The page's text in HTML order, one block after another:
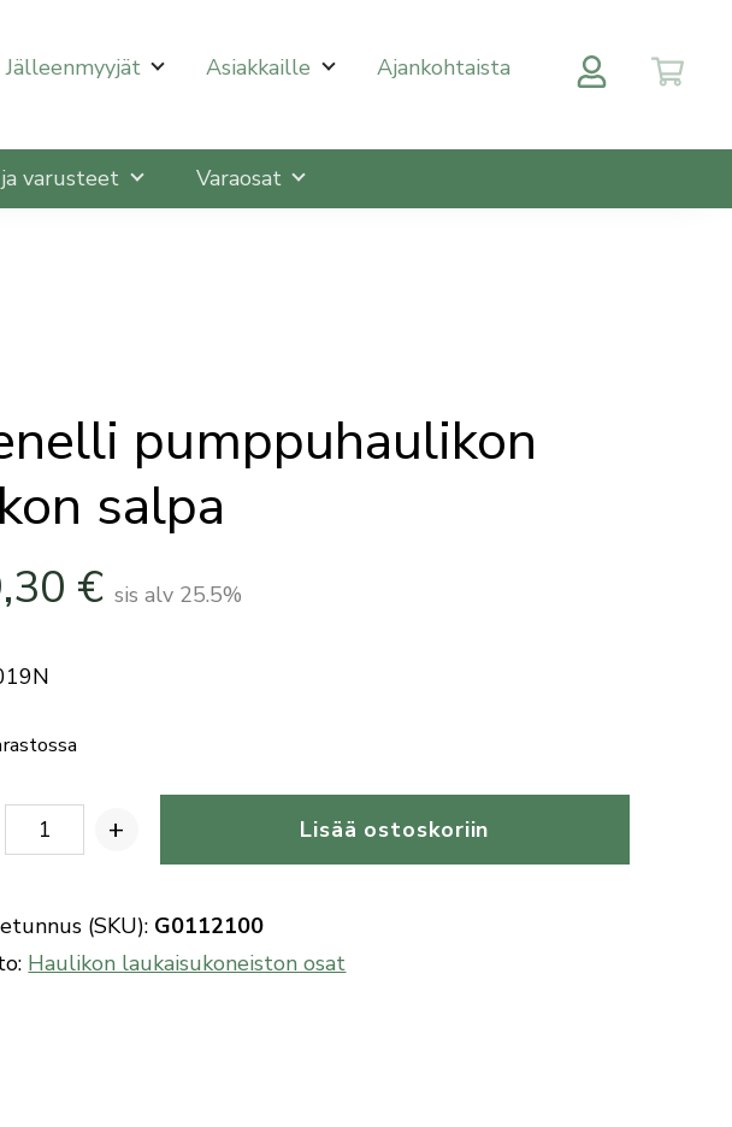
ja alas ja siirtyä halutulle sivulle enterin painalluksella.
Jälleenmyyjät Asiakkaille Ajankohtaista
varusteet Varaosat
pumppuhaulikon
salpa
€ sis alv 25.5%
+ Lisää ostoskoriin
(SKU): G0112100
Haulikon laukaisukoneiston osat